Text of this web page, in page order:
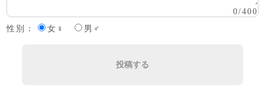
0/400
性別：
女♀ 男♂
投稿する